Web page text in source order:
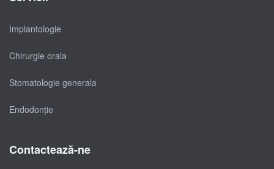
Implantologie
Chirurgie orala
Stomatologie generala
Endodonție
Contactează-ne